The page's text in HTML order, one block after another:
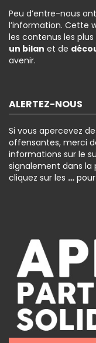
Peu d’entre-nous
l’information. Cette
les contenus les
un bilan et de
avenir.
ALERTEZ-NOUS
Si vous apercevez
offensantes, merci
informations sur le
signalement dans la
cliquez sur les …